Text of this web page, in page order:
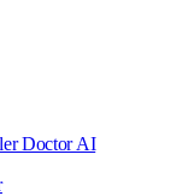
Doctor AI